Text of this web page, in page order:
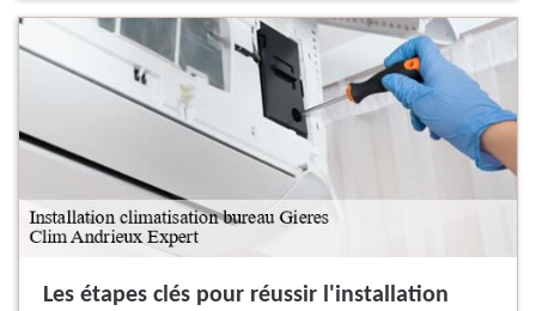
Les étapes clés pour réussir l'installation